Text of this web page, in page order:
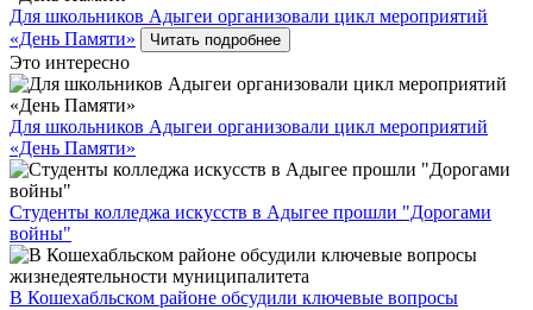
Для школьников Адыгеи организовали цикл мероприятий
«День Памяти»
Читать подробнее
Это интересно
Для школьников Адыгеи организовали цикл мероприятий
«День Памяти»
Студенты колледжа искусств в Адыгее прошли "Дорогами
войны"
В Кошехабльском районе обсудили ключевые вопросы